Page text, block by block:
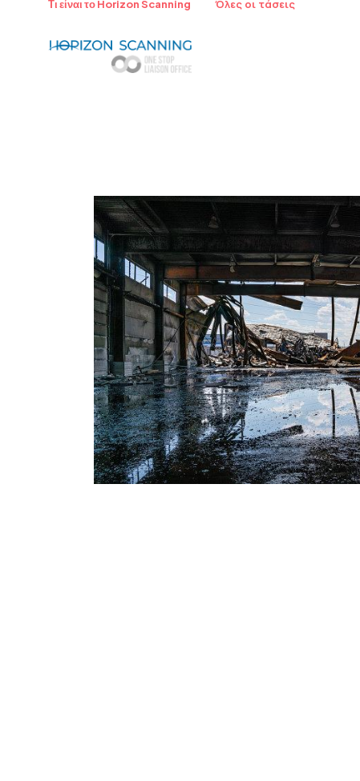
Τι είναι το Horizon Scanning Όλες οι τάσεις